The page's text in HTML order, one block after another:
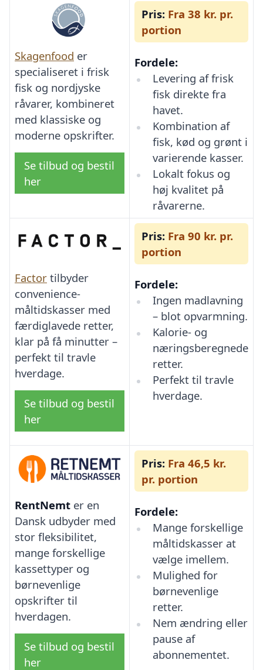
Skagenfood er
specialiseret i frisk
fisk og nordjyske
råvarer, kombineret
med klassiske og
moderne opskrifter.
Se tilbud og bestil
her
Pris: Fra 38 kr. pr.
portion
Fordele:
Levering af frisk
fisk direkte fra
havet.
Kombination af
fisk, kød og grønt i
varierende kasser.
Lokalt fokus og
høj kvalitet på
råvarerne.
Factor tilbyder
convenience-
måltidskasser med
færdiglavede retter,
klar på få minutter –
perfekt til travle
hverdage.
Se tilbud og bestil
her
Pris: Fra 90 kr. pr.
portion
Fordele:
Ingen madlavning
– blot opvarmning.
Kalorie- og
næringsberegnede
retter.
Perfekt til travle
hverdage.
RentNemt er en
Dansk udbyder med
stor fleksibilitet,
mange forskellige
kassettyper og
børnevenlige
opskrifter til
hverdagen.
Se tilbud og bestil
her
Pris: Fra 46,5 kr.
pr. portion
Fordele:
Mange forskellige
måltidskasser at
vælge imellem.
Mulighed for
børnevenlige
retter.
Nem ændring eller
pause af
abonnementet.